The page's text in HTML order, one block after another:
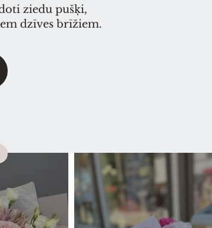
ziedu pušķi,
dzīves brīžiem.